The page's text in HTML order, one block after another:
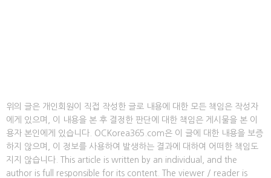
위의 글은 개인회원이 직접 작성한 글로 내용에 대한 모든 책임은 작성자
에게 있으며, 이 내용을 본 후 결정한 판단에 대한 책임은 게시물을 본 이
용자 본인에게 있습니다. OCKorea365.com은 이 글에 대한 내용을 보증
하지 않으며, 이 정보를 사용하여 발생하는 결과에 대하여 어떠한 책임도
지지 않습니다. This article is written by an individual, and the
author is full responsible for its content. The viewer / reader is